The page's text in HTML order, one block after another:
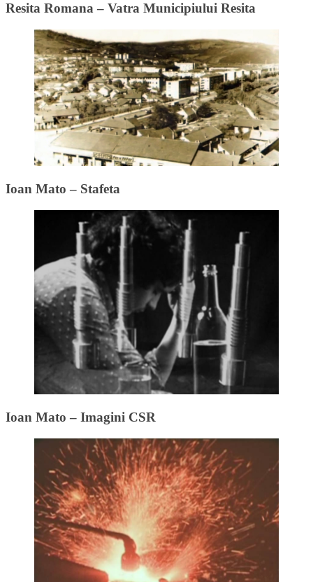
Resita Romana – Vatra Municipiului Resita
Ioan Mato – Stafeta
Ioan Mato – Imagini CSR